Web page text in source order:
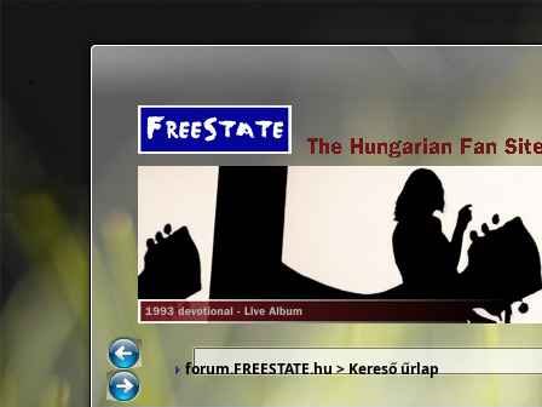
forum.FREESTATE.hu> Kereső űrlap